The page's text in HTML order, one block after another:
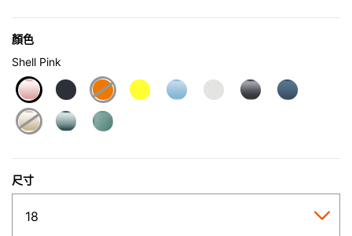
顏色
Shell Pink
selected
尺寸